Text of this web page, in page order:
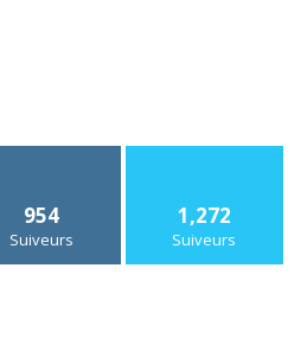
954
Suiveurs
1,272
Suiveurs